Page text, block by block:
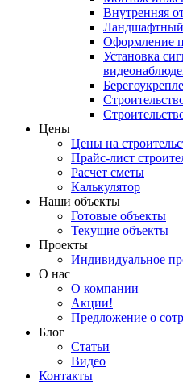
Внутренняя
Ландшафтный
Оформление
Установка
Цены
Цены на
Прайс-лист
Расчет сметы
Калькулятор
Наши объекты
Готовые объекты
Текущие объекты
Проекты
Индивидуальное
О нас
О компании
Акции!
Предложение о
Блог
Статьи
Видео
Контакты